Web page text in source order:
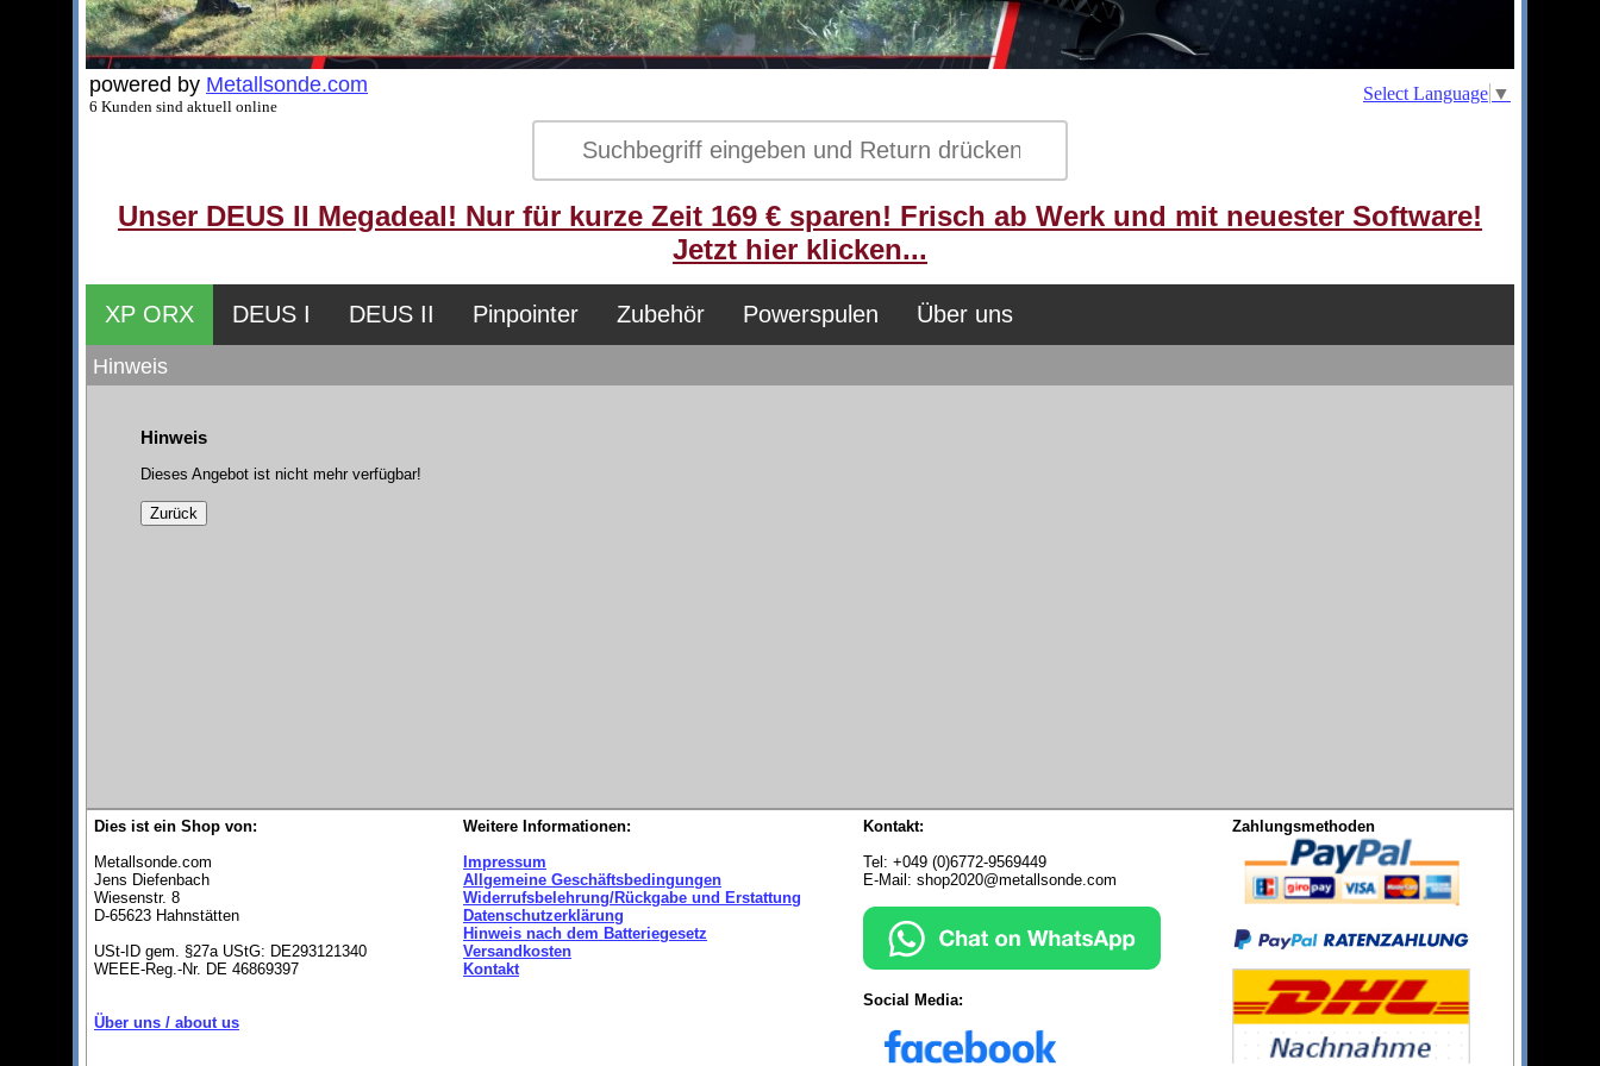
powered by Metallsonde.com
6 Kunden sind aktuell online
Select Language ▼
Unser DEUS II Megadeal! Nur für kurze Zeit 169 € sparen! Frisch ab Werk und mit neuester Software!
Jetzt hier klicken...
XP ORX DEUS I DEUS II Pinpointer Zubehör Powerspulen Über uns
Hinweis
Hinweis
Dieses Angebot ist nicht mehr verfügbar!
Dies ist ein Shop von:
Metallsonde.com
Jens Diefenbach
Wiesenstr. 8
D-65623 Hahnstätten
USt-ID gem. §27a UStG: DE293121340
WEEE-Reg.-Nr. DE 46869397
Über uns / about us
Weitere Informationen:
Impressum
Allgemeine Geschäftsbedingungen
Widerrufsbelehrung/Rückgabe und Erstattung
Datenschutzerklärung
Hinweis nach dem Batteriegesetz
Versandkosten
Kontakt
Kontakt:
Tel: +049 (0)6772-9569449
E-Mail: shop2020@metallsonde.com
Social Media:
Zahlungsmethoden